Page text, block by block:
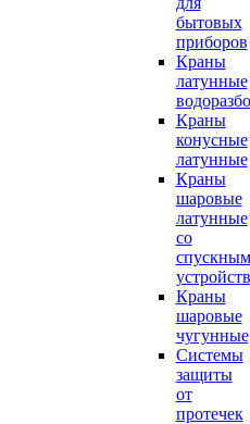
бытовых
приборов
Краны
латунные
Краны
конусные
латунные
Краны
шаровые
латунные
со
спускным
Краны
шаровые
чугунные
Системы
защиты
от
протечек